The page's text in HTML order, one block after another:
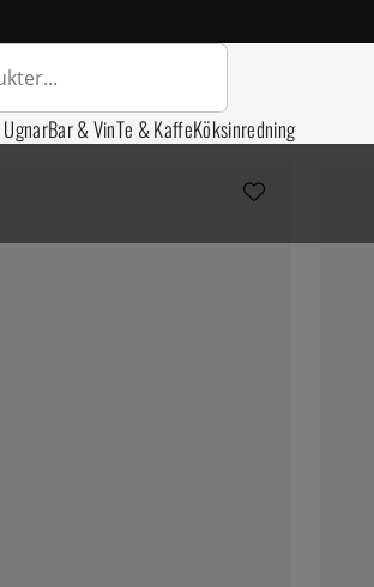
Bar & VinTe & KaffeKöksinredning